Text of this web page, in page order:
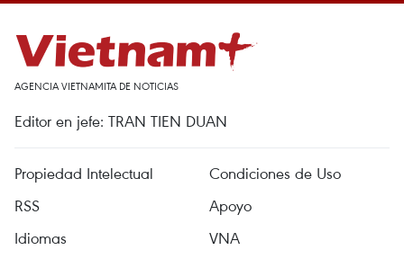
AGENCIA VIETNAMITA DE NOTICIAS
Editor en jefe: TRAN TIEN DUAN
Propiedad Intelectual
Condiciones de Uso
RSS
Apoyo
Idiomas
VNA